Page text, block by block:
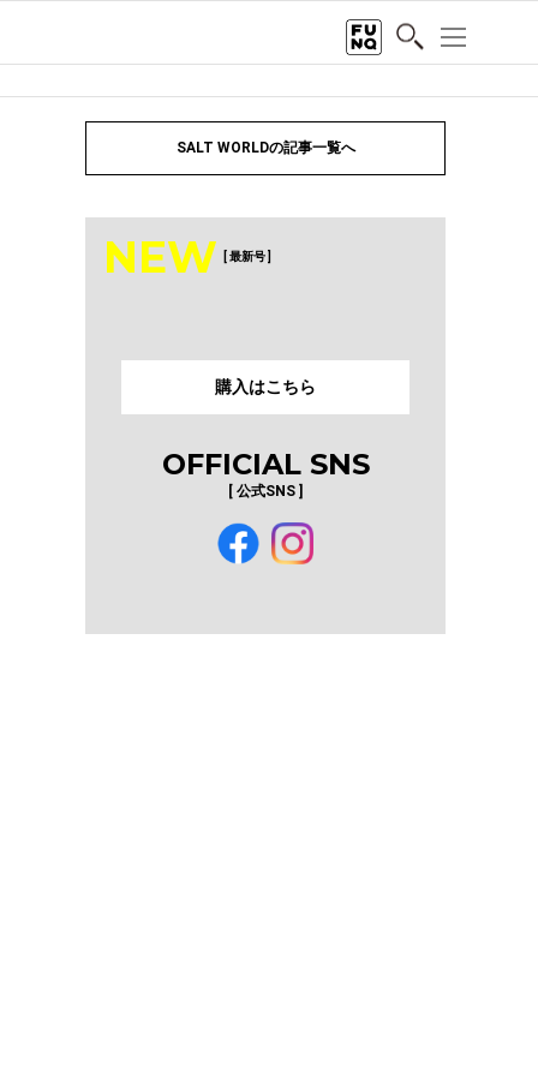
SALT WORLDの記事一覧へ
NEW [ 最新号 ]
購入はこちら
OFFICIAL SNS
[ 公式SNS ]